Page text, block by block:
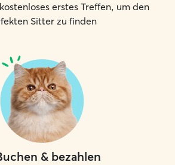
erstes Treffen, um den
Sitter zu finden
& bezahlen